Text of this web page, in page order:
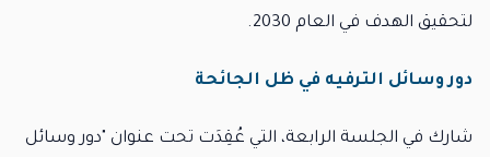
لتحقيق الهدف في العام 2030.
دور وسائل الترفيه في ظل الجائحة
شارك في الجلسة الرابعة، التي عُقِدَت تحت عنوان "دور وسائل